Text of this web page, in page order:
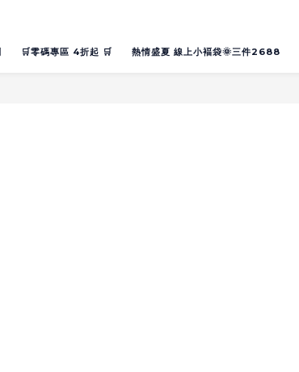
🛒零碼專區 4折起 🛒 熱情盛夏 線上小褔袋🌞三件2688